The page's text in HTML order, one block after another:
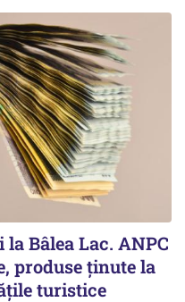
Bâlea Lac. ANPC
produse ținute la
turistice